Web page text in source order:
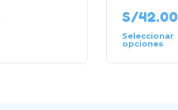
S/42.00
Seleccionar
opciones